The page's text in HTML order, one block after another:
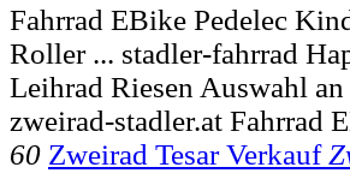
Fahrrad EBike Pedelec
Roller ... stadler-fahrrad
Leihrad Riesen Auswahl an
zweirad-stadler.at Fahrrad
60 Zweirad Tesar Verkauf